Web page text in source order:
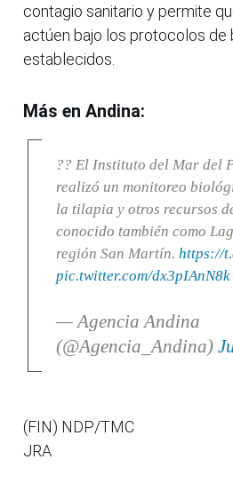
contagio sanitario y permite
actúen bajo los protocolos de
establecidos.
Más en Andina:
?? El Instituto del Mar del
realizó un monitoreo
la tilapia y otros recursos
conocido también como
región San Martín. https://
pic.twitter.com/dx3pIAnN8k
— Agencia Andina
(@Agencia_Andina)
(FIN) NDP/TMC
JRA